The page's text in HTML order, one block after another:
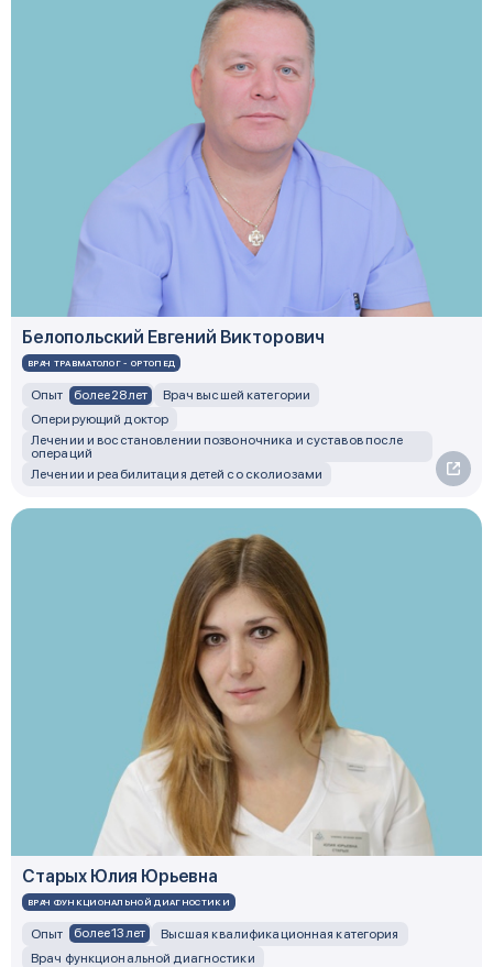
Белопольский Евгений Викторович
ВРАЧ ТРАВМАТОЛОГ - ОРТОПЕД
Опыт более 28 лет
Врач высшей категории
Оперирующий доктор
Лечении и восстановлении позвоночника и суставов после
операций
Лечении и реабилитация детей со сколиозами
Старых Юлия Юрьевна
ВРАЧ ФУНКЦИОНАЛЬНОЙ ДИАГНОСТИКИ
Опыт более 13 лет
Высшая квалификационная категория
Врач функциональной диагностики